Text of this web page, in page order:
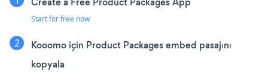
Start for free now
Kooomo için Product Packages embed pasajını
kopyala